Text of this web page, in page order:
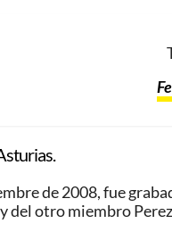
de 2008, fue
otro miembro